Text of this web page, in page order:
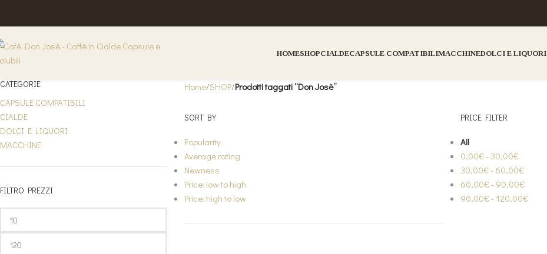
HOMESHOPCIALDECAPSULE COMPATIBILIMACCHINEDOLCI E LIQUORI
Don Josè
CATEGORIE
CAPSULE COMPATIBILI
CIALDE
DOLCI E LIQUORI
MACCHINE
FILTRO PREZZI
Home SHOP Prodotti taggati “Don Josè”
SORT BY
Popularity
Average rating
Newness
Price: low to high
Price: high to low
PRICE FILTER
All
0,00€ - 30,00€
30,00€ - 60,00€
60,00€ - 90,00€
90,00€ - 120,00€